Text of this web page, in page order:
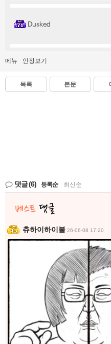
Dusked
메뉴 인장보기
목록 본문
댓글(6) 등록순 최신순
츄하이하이볼 26-06-08 17:20